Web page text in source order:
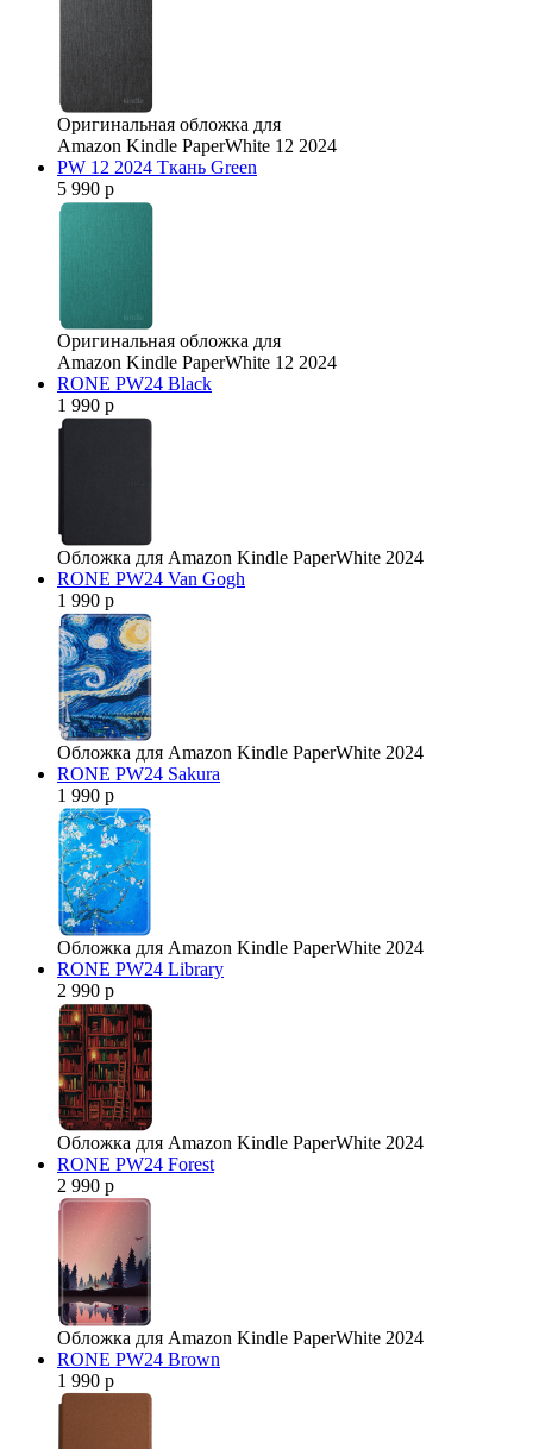
Оригинальная обложка для
Amazon Kindle PaperWhite 12 2024
PW 12 2024 Ткань Green
5 990 р
Оригинальная обложка для
Amazon Kindle PaperWhite 12 2024
RONE PW24 Black
1 990 р
Обложка для Amazon Kindle PaperWhite 2024
RONE PW24 Van Gogh
1 990 р
Обложка для Amazon Kindle PaperWhite 2024
RONE PW24 Sakura
1 990 р
Обложка для Amazon Kindle PaperWhite 2024
RONE PW24 Library
2 990 р
Обложка для Amazon Kindle PaperWhite 2024
RONE PW24 Forest
2 990 р
Обложка для Amazon Kindle PaperWhite 2024
RONE PW24 Brown
1 990 р